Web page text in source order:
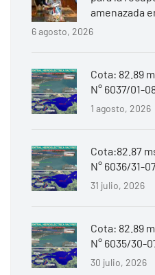
amenazada
6 agosto, 2026
Cota: 82.89
N° 6037/01-
1 agosto, 2026
Cota:82.87
N° 6036/31-
31 julio, 2026
Cota: 82.89
N° 6035/30-
30 julio, 2026